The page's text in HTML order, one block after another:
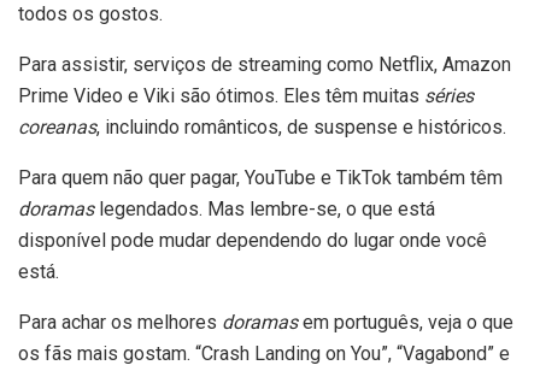
todos os gostos.
Para assistir, serviços de streaming como Netflix, Amazon
Prime Video e Viki são ótimos. Eles têm muitas séries
coreanas, incluindo românticos, de suspense e históricos.
Para quem não quer pagar, YouTube e TikTok também têm
doramaslegendados. Mas lembre-se, o que está
disponível pode mudar dependendo do lugar onde você
está.
Para achar os melhores doramasem português, veja o que
os fãs mais gostam. “Crash Landing on You”, “Vagabond” e